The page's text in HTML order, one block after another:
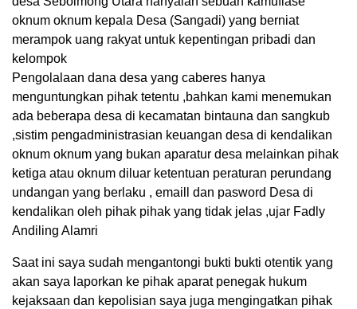
oknum oknum kepala Desa (Sangadi) yang berniat
merampok uang rakyat untuk kepentingan pribadi dan
kelompok
Pengolalaan dana desa yang caberes hanya
menguntungkan pihak tetentu ,bahkan kami menemukan
ada beberapa desa di kecamatan bintauna dan sangkub
,sistim pengadministrasian keuangan desa di kendalikan
oknum oknum yang bukan aparatur desa melainkan pihak
ketiga atau oknum diluar ketentuan peraturan perundang
undangan yang berlaku , emaill dan pasword Desa di
kendalikan oleh pihak pihak yang tidak jelas ,ujar Fadly
Andiling Alamri
Saat ini saya sudah mengantongi bukti bukti otentik yang
akan saya laporkan ke pihak aparat penegak hukum
kejaksaan dan kepolisian saya juga mengingatkan pihak